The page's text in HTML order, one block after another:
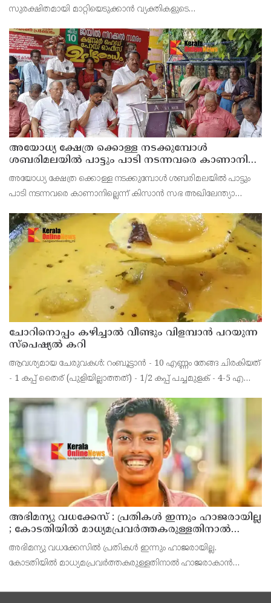
സുരക്ഷിതമായി മാറ്റിയെടുക്കാന്‍ വ്യക്തികളുടെ
അക്കൗണ്ടുകളായ മ്യൂള്‍ അകൗണ്ടുകളില്‍ ജാഗ്രത വേണമെന്ന
അയോധ്യ ക്ഷേത്ര ക്കൊള്ള നടക്കുമ്പോൾ
ശബരിമലയിൽ പാട്ടും പാടി നടന്നവരെ കാണാനില്ല ;
അയോധ്യ ക്ഷേത്ര ക്കൊള്ള നടക്കുമ്പോൾ ശബരിമലയിൽ പാട്ടും
പാടി നടന്നവരെ കാണാനില്ലെന്ന് കിസാൻ സഭ അഖിലേന്ത്യാ
മോർച്ചയുടേയും കേന്ദ്ര ട്രേഡ്‌ യൂണിയനുകളുടേയും ആഹ്വാനപ
ചോറിനൊപ്പം കഴിച്ചാൽ വീണ്ടും വിളമ്പാൻ പറയുന്ന
സ്പെഷ്യൽ കറി
ആവശ്യമായ ചേരുവകൾ: റംബൂട്ടാൻ - 10 എണ്ണം തേങ്ങ ചിരകിയത്
- 1 കപ്പ് തൈര് (പുളിയില്ലാത്തത്) - 1/2 കപ്പ് പച്ചമുളക് - 4-5 എണ്ണം
ആവശ്യത്തിന് പഞ്ചസാര - 1
അഭിമന്യു വധക്കേസ് : പ്രതികൾ ഇന്നും ഹാജരായില്ല
; കോടതിയിൽ മാധ്യമപ്രവർത്തകരുള്ളതിനാൽ
ഹാജരാകാൻ ബുദ്ധിമുട്ടെന്ന് പ്രതികൾ
അഭിമന്യു വധക്കേസിൽ പ്രതികൾ ഇന്നും ഹാജരായില്ല.
കോടതിയിൽ മാധ്യമപ്രവർത്തകരുള്ളതിനാൽ ഹാജരാകാൻ
വഴി വിചാരണയിൽ പങ്കെടുക്കാൻ അനുവദിക്കണമെന്നും പ്രതിഭാ